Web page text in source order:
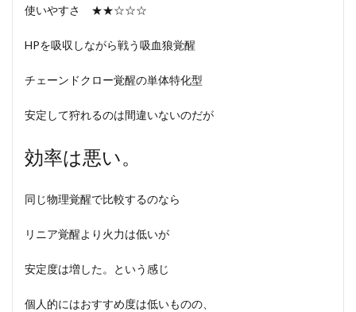
使いやすさ ★★☆☆☆
HPを吸収しながら戦う吸血狼覚醒
チェーンドクロー覚醒の単体特化型
安定して狩れるのは間違いないのだが
効率は悪い。
同じ物理覚醒で比較するのなら
リニア覚醒より火力は低いが
安定度は増した。という感じ
個人的にはおすすめ度は低いものの、